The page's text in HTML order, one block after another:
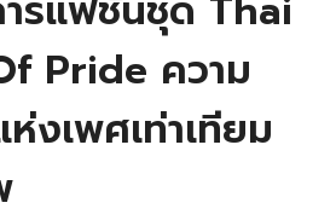
Pride ความ
งเพศเท่าเทียม